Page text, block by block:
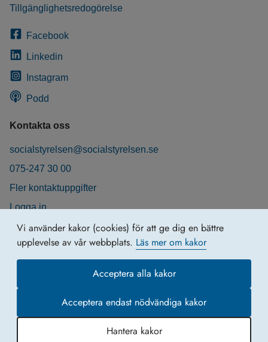
Vi använder kakor (cookies) för att ge dig en bättre
upplevelse av vår webbplats. Läs mer om kakor
Acceptera alla kakor
Acceptera endast nödvändiga kakor
Hantera kakor
Tillgänglighetsredogörelse
Facebook
Linkedin
Instagram
Podd
Kontakta oss
socialstyrelsen@socialstyrelsen.se
075-247 30 00
Fler kontaktuppgifter
Logga in
Behandling av personuppgifter